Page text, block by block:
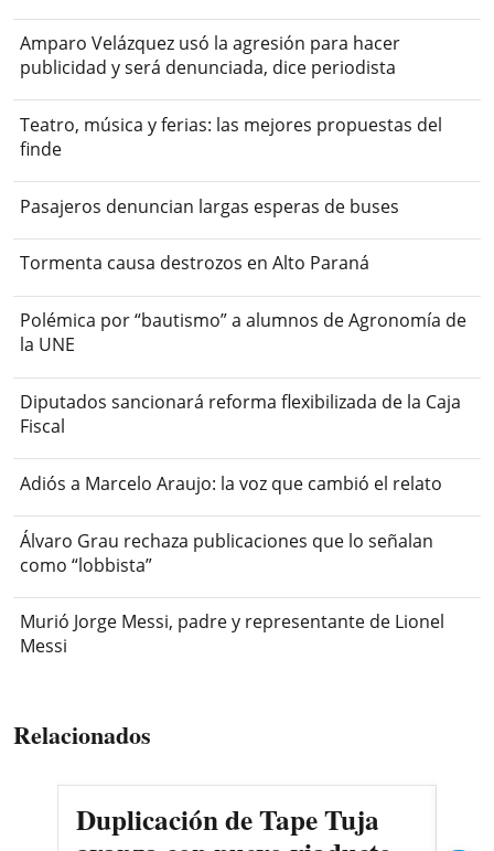
Amparo Velázquez usó la agresión para hacer
publicidad y será denunciada, dice periodista
Teatro, música y ferias: las mejores propuestas del
finde
Pasajeros denuncian largas esperas de buses
Tormenta causa destrozos en Alto Paraná
Polémica por “bautismo” a alumnos de Agronomía de
la UNE
Diputados sancionará reforma flexibilizada de la Caja
Fiscal
Adiós a Marcelo Araujo: la voz que cambió el relato
Álvaro Grau rechaza publicaciones que lo señalan
como “lobbista”
Murió Jorge Messi, padre y representante de Lionel
Messi
Relacionados
Duplicación de Tape Tuja